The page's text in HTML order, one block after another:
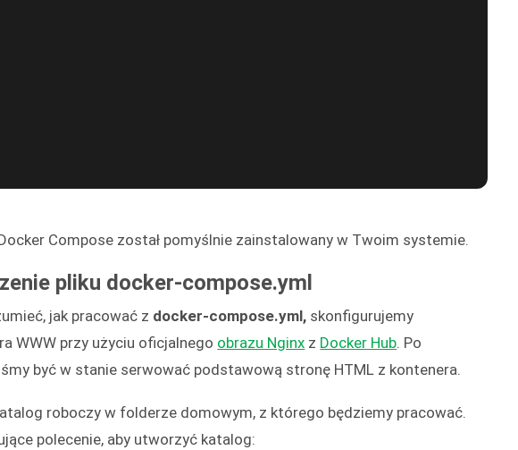
Compose został pomyślnie zainstalowany w Twoim systemie.
pliku docker-compose.yml
jak pracować z docker-compose.yml, skonfigurujemy
WWW przy użyciu oficjalnego obrazu Nginx z Docker Hub . Po
być w stanie serwować podstawową stronę HTML z kontenera.
roboczy w folderze domowym, z którego będziemy pracować.
polecenie, aby utworzyć katalog: